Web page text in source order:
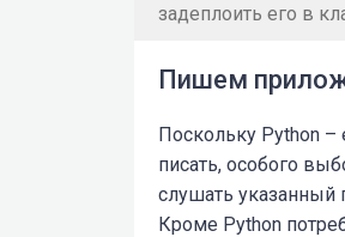
задеплоить его в
Пишем
Поскольку Python
писать, особого
слушать указанный
Кроме Python